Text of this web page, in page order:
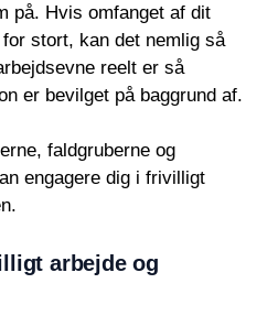
Hvis omfanget af dit
stort, kan det nemlig så
reelt er så
er bevilget på baggrund af.
faldgruberne og
engagere dig i frivilligt
arbejde og